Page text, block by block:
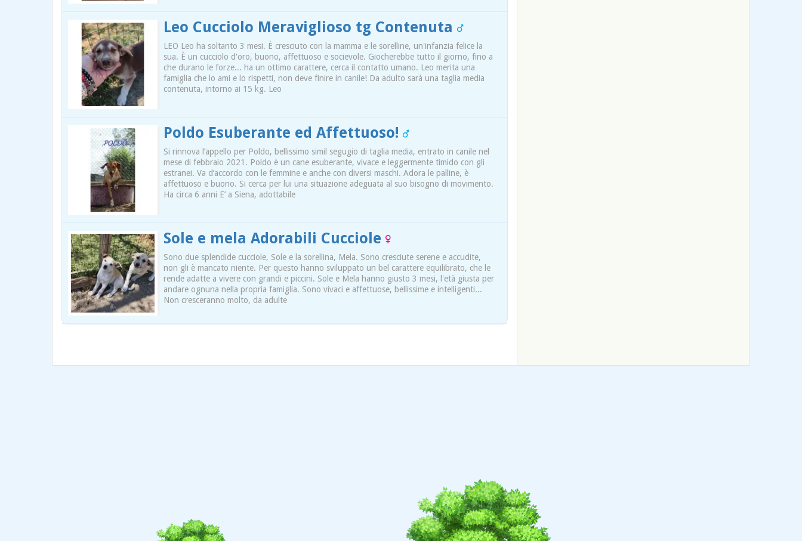
Leo Cucciolo Meraviglioso tg Contenuta
LEO Leo ha soltanto 3 mesi. È cresciuto con la mamma e le sorelline, un'infanzia felice la
sua. È un cucciolo d'oro, buono, affettuoso e socievole. Giocherebbe tutto il giorno, fino a
che durano le forze... ha un ottimo carattere, cerca il contatto umano. Leo merita una
famiglia che lo ami e lo rispetti, non deve finire in canile! Da adulto sarà una taglia media
contenuta, intorno ai 15 kg. Leo
Poldo Esuberante ed Affettuoso!
Si rinnova l’appello per Poldo, bellissimo simil segugio di taglia media, entrato in canile nel
mese di febbraio 2021. Poldo è un cane esuberante, vivace e leggermente timido con gli
estranei. Va d’accordo con le femmine e anche con diversi maschi. Adora le palline, è
affettuoso e buono. Si cerca per lui una situazione adeguata al suo bisogno di movimento.
Ha circa 6 anni E’ a Siena, adottabile
Sole e mela Adorabili Cucciole
Sono due splendide cucciole, Sole e la sorellina, Mela. Sono cresciute serene e accudite,
non gli è mancato niente. Per questo hanno sviluppato un bel carattere equilibrato, che le
rende adatte a vivere con grandi e piccini. Sole e Mela hanno giusto 3 mesi, l'età giusta per
andare ognuna nella propria famiglia. Sono vivaci e affettuose, bellissime e intelligenti...
Non cresceranno molto, da adulte